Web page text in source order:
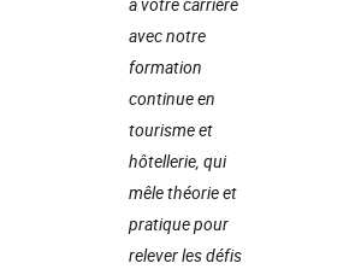
avec notre
formation
continue en
tourisme et
hôtellerie, qui
mêle théorie et
pratique pour
relever les défis